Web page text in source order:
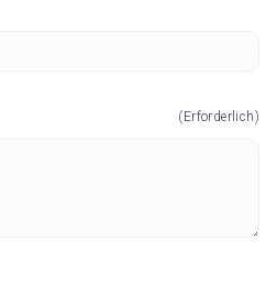
(Erforderlich)